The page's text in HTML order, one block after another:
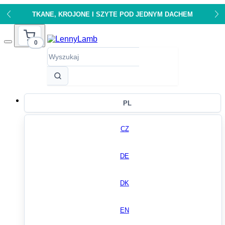
TKANE, KROJONE I SZYTE POD JEDNYM DACHEM
0
PL
CZ
DE
DK
EN